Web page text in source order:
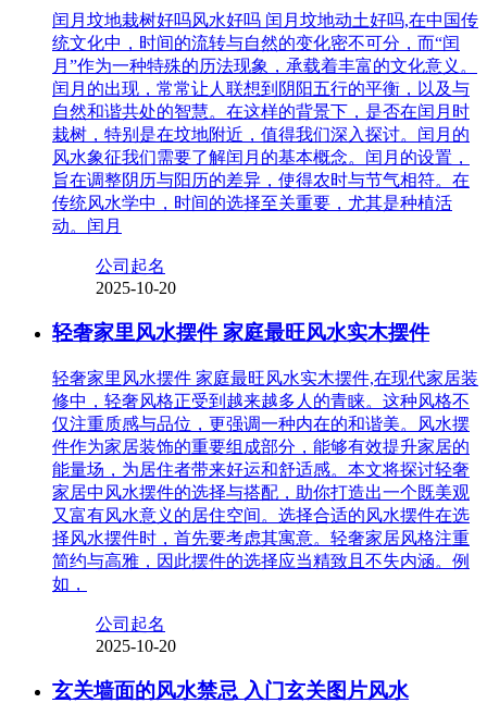
闰月坟地栽树好吗风水好吗 闰月坟地动土好吗,在中国传
统文化中，时间的流转与自然的变化密不可分，而“闰
月”作为一种特殊的历法现象，承载着丰富的文化意义。
闰月的出现，常常让人联想到阴阳五行的平衡，以及与
自然和谐共处的智慧。在这样的背景下，是否在闰月时
栽树，特别是在坟地附近，值得我们深入探讨。闰月的
风水象征我们需要了解闰月的基本概念。闰月的设置，
旨在调整阴历与阳历的差异，使得农时与节气相符。在
传统风水学中，时间的选择至关重要，尤其是种植活
动。闰月
公司起名
2025-10-20
轻奢家里风水摆件 家庭最旺风水实木摆件
轻奢家里风水摆件 家庭最旺风水实木摆件,在现代家居装
修中，轻奢风格正受到越来越多人的青睐。这种风格不
仅注重质感与品位，更强调一种内在的和谐美。风水摆
件作为家居装饰的重要组成部分，能够有效提升家居的
能量场，为居住者带来好运和舒适感。本文将探讨轻奢
家居中风水摆件的选择与搭配，助你打造出一个既美观
又富有风水意义的居住空间。选择合适的风水摆件在选
择风水摆件时，首先要考虑其寓意。轻奢家居风格注重
简约与高雅，因此摆件的选择应当精致且不失内涵。例
如，
公司起名
2025-10-20
玄关墙面的风水禁忌 入门玄关图片风水